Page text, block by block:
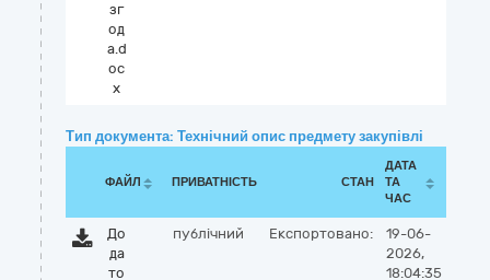
зг
од
а.d
oc
x
Тип документа: Технічний опис предмету закупівлі
ФАЙЛ ПРИВАТНІСТЬ СТАН
ДАТА
ТА
ЧАС
До
да
то
публічний Експортовано:
19-06-
2026,
18:04:35